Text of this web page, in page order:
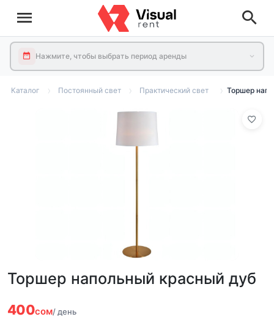
Нажмите, чтобы выбрать период аренды
Каталог Постоянный свет Практический свет Торшер
Торшер напольный красный дуб
400сом/ день